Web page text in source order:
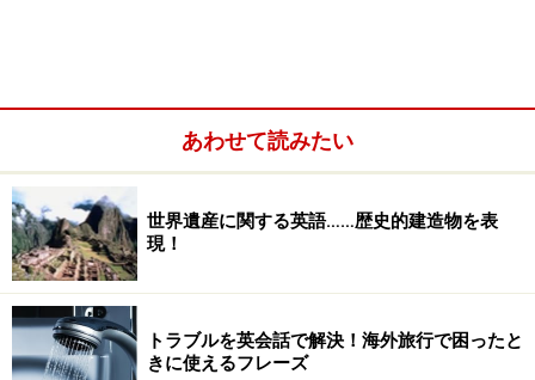
まとめ
あわせて読みたい
世界遺産に関する英語……歴史的建造物を表
現！
トラブルを英会話で解決！海外旅行で困ったと
きに使えるフレーズ